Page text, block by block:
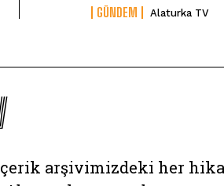
GÜNDEM Alaturka TV
arşivimizdeki her